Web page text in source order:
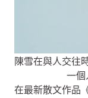
陳雪在與人交往
一個
在最新散文作品